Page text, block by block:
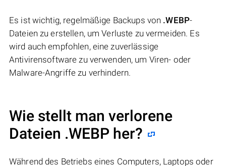
Es ist wichtig, regelmäßige Backups von .WEBP-
Dateien zu erstellen, um Verluste zu vermeiden. Es
wird auch empfohlen, eine zuverlässige
Antivirensoftware zu verwenden, um Viren- oder
Malware-Angriffe zu verhindern.
Wie stellt man verlorene
Dateien .WEBP her?
Während des Betriebs eines Computers, Laptops oder